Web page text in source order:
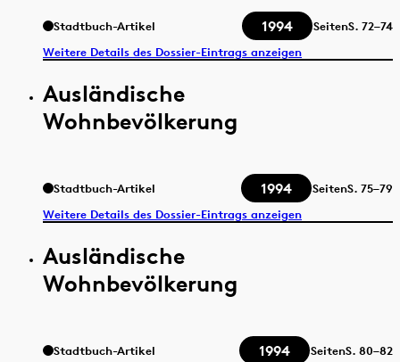
Stadtbuch-Artikel 1994 SeitenS. 72–74
Weitere Details des Dossier-Eintrags anzeigen
Ausländische
Wohnbevölkerung
Stadtbuch-Artikel 1994 SeitenS. 75–79
Weitere Details des Dossier-Eintrags anzeigen
Ausländische
Wohnbevölkerung
Stadtbuch-Artikel 1994 SeitenS. 80–82